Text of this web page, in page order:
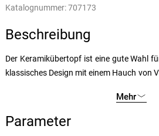
Katalognummer:707173
Beschreibung
Der Keramikübertopf ist eine gute Wahl
klassisches Design mit einem Hauch von
schönen Akzent auf einem Tisch, einer
setzen.
Der Bezug ist mit einem
Graublautönen verziert, das ihm einen
Mehr
Parameter